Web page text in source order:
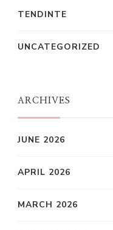
TENDINTE
UNCATEGORIZED
ARCHIVES
JUNE 2026
APRIL 2026
MARCH 2026